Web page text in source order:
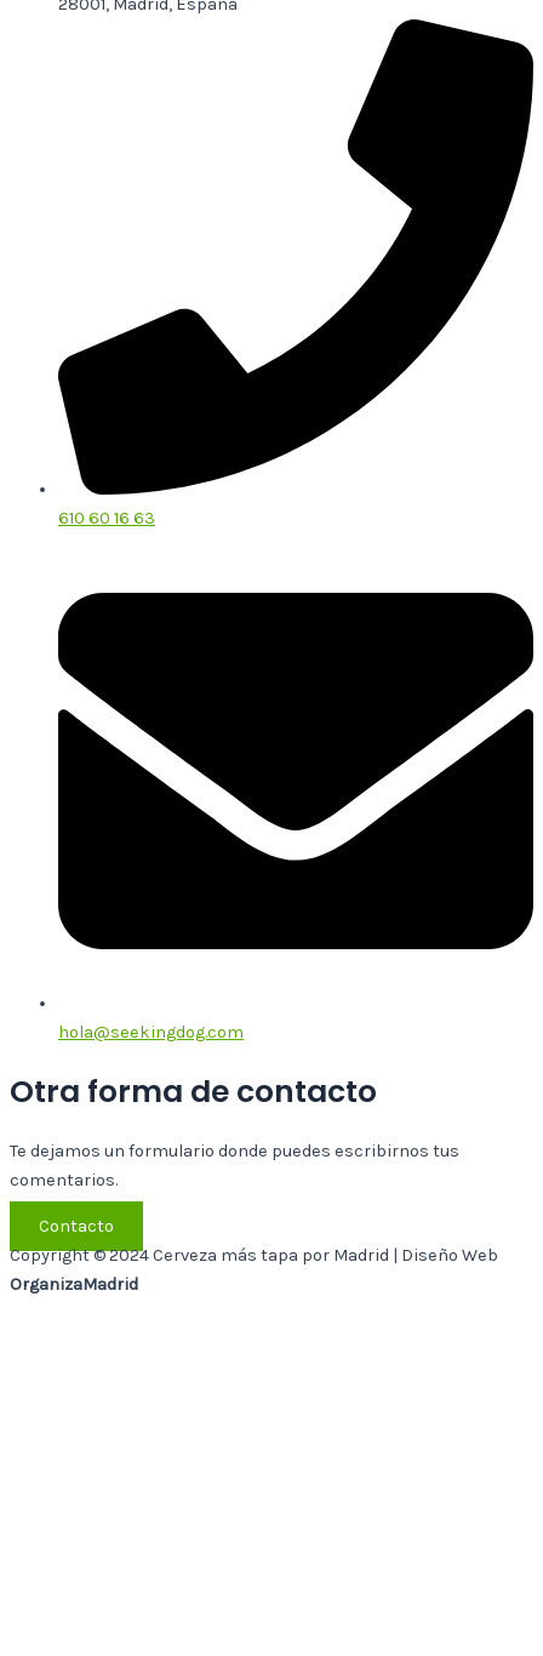
28001, Madrid, España
610 60 16 63
hola@seekingdog.com
Otra forma de contacto
Te dejamos un formulario donde puedes escribirnos tus
comentarios.
Contacto
Copyright © 2024 Cerveza más tapa por Madrid | Diseño Web
OrganizaMadrid